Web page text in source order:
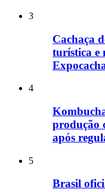
3
Cachaça
turística e
4
produção
após
5
Brasil